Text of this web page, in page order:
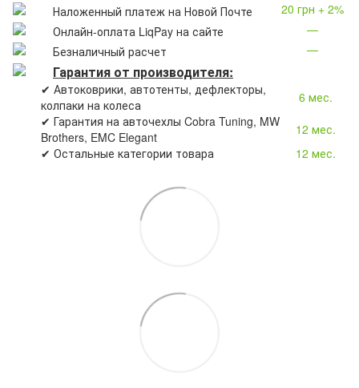
Наложенный платеж на Новой Почте
20 грн + 2%
Онлайн-оплата LiqPay на сайте
—
Безналичный расчет
—
Гарантия от производителя:
✔ Автоковрики, автотенты, дефлекторы,
колпаки на колеса
6 мес.
✔ Гарантия на авточехлы Cobra Tuning, MW
Brothers, EMC Elegant
12 мес.
✔ Остальные категории товара
12 мес.